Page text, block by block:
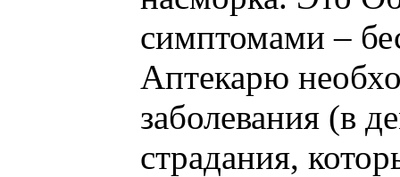
симптомами –
Аптекарю
заболевания (в
страдания,